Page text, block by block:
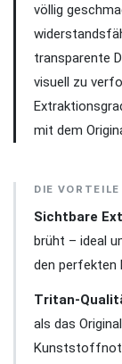
völlig
transparente
visuell zu
mit dem
DIE VORTEILE
Sichtbare
brüht – ideal
den perfekten
Tritan-
als das